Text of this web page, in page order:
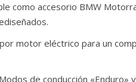
como accesorio BMW
motor eléctrico para un
de conducción «Enduro»